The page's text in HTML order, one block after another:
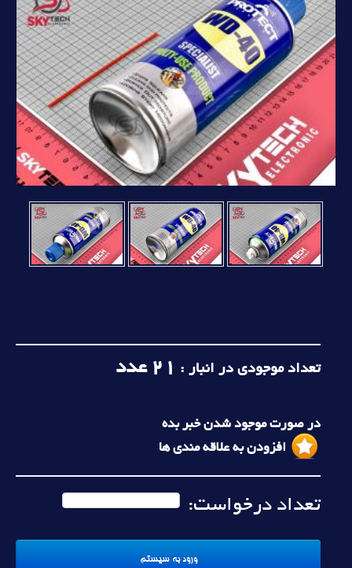
تعداد موجودی در انبار : 21 عدد
در صورت موجود شدن خبر بده
افزودن به علاقه مندی ها
تعداد درخواست: